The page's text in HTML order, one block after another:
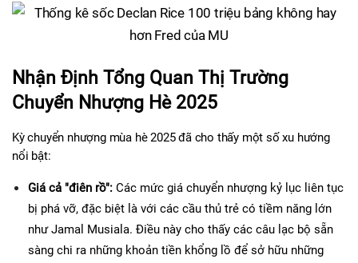
Nhận Định Tổng Quan Thị Trường
Chuyển Nhượng Hè 2025
Kỳ chuyển nhượng mùa hè 2025 đã cho thấy một số xu hướng
nổi bật:
Giá cả "điên rồ": Các mức giá chuyển nhượng kỷ lục liên tục
bị phá vỡ, đặc biệt là với các cầu thủ trẻ có tiềm năng lớn
như Jamal Musiala. Điều này cho thấy các câu lạc bộ sẵn
sàng chi ra những khoản tiền khổng lồ để sở hữu những